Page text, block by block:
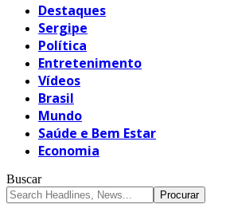
Destaques
Sergipe
Política
Entretenimento
Vídeos
Brasil
Mundo
Saúde e Bem Estar
Economia
Buscar